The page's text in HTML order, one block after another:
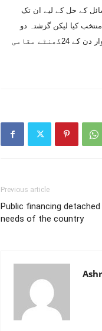
کے حل کے لیے ان تک
کیا لیکن گزشتہ دو
برسوں سے ان کو دیکھا تک نہیں۔ مقامی حکومتوں کے انتخابات کے ذریعے منتخب ہونے والے امیدوار دن کے 24گھنٹے مقامی
Previous article
Public financing
needs of the country